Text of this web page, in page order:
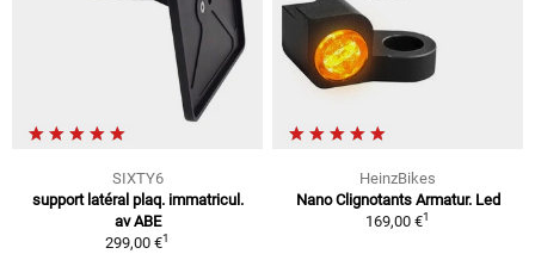
SIXTY6
support latéral plaq. immatricul.
av ABE
299,00 €1
HeinzBikes
Nano Clignotants Armatur. Led
169,00 €1